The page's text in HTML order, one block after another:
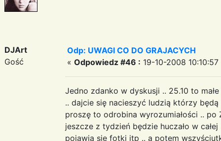
DJArt
Gość
Odp: UWAGI CO DO GRAJACYCH
« Odpowiedz #46 : 19-10-2008 10:10:57
Jedno zdanko w dyskusji .. 25.10 to
.. dajcie się nacieszyć ludzią którzy
proszę to odrobina wyrozumiałości ..
jeszcze z tydzień będzie huczało w
pojawią się fotki itp .. a potem